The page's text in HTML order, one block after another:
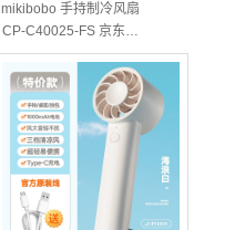
mikibobo 手持制冷风扇
CP-C40025-FS 京东…